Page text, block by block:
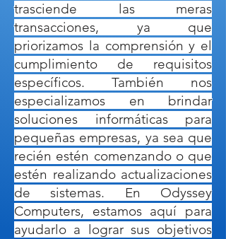
trasciende las meras
transacciones, ya que
priorizamos la comprensión y el
cumplimiento de requisitos
específicos. También nos
especializamos en brindar
soluciones informáticas para
pequeñas empresas, ya sea que
recién estén comenzando o que
estén realizando actualizaciones
de sistemas. En Odyssey
Computers, estamos aquí para
ayudarlo a lograr sus objetivos